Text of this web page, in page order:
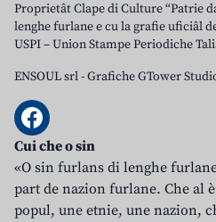
Proprietât Clape di Culture “Patrie
lenghe furlane e cu la grafie uficiâl
USPI – Union Stampe Periodiche
ENSOUL srl-Grafiche GTower
Cui che o sin
«O sin furlans di lenghe
part de nazion furlane. Che al
popul, une etnie, une nazion,